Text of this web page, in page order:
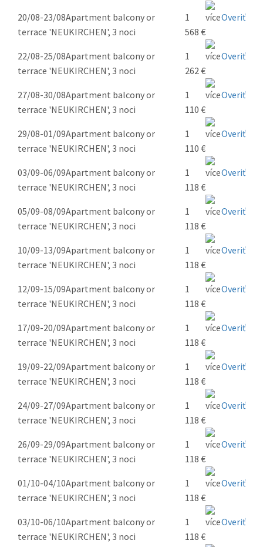
20/08-23/08Apartment balcony or
terrace 'NEUKIRCHEN', 3 noci
1
568 €
Overiť
22/08-25/08Apartment balcony or
terrace 'NEUKIRCHEN', 3 noci
1
262 €
Overiť
27/08-30/08Apartment balcony or
terrace 'NEUKIRCHEN', 3 noci
1
110 €
Overiť
29/08-01/09Apartment balcony or
terrace 'NEUKIRCHEN', 3 noci
1
110 €
Overiť
03/09-06/09Apartment balcony or
terrace 'NEUKIRCHEN', 3 noci
1
118 €
Overiť
05/09-08/09Apartment balcony or
terrace 'NEUKIRCHEN', 3 noci
1
118 €
Overiť
10/09-13/09Apartment balcony or
terrace 'NEUKIRCHEN', 3 noci
1
118 €
Overiť
12/09-15/09Apartment balcony or
terrace 'NEUKIRCHEN', 3 noci
1
118 €
Overiť
17/09-20/09Apartment balcony or
terrace 'NEUKIRCHEN', 3 noci
1
118 €
Overiť
19/09-22/09Apartment balcony or
terrace 'NEUKIRCHEN', 3 noci
1
118 €
Overiť
24/09-27/09Apartment balcony or
terrace 'NEUKIRCHEN', 3 noci
1
118 €
Overiť
26/09-29/09Apartment balcony or
terrace 'NEUKIRCHEN', 3 noci
1
118 €
Overiť
01/10-04/10Apartment balcony or
terrace 'NEUKIRCHEN', 3 noci
1
118 €
Overiť
03/10-06/10Apartment balcony or
terrace 'NEUKIRCHEN', 3 noci
1
118 €
Overiť